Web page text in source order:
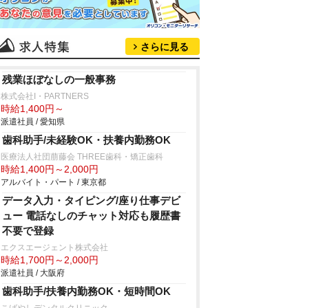
さらに見る
残業ほぼなしの一般事務
株式会社I・PARTNERS
時給1,400円～
派遣社員 / 愛知県
歯科助手/未経験OK・扶養内勤務OK
医療法人社団萠藤会 THREE歯科・矯正歯科
時給1,400円～2,000円
アルバイト・パート / 東京都
データ入力・タイピング/座り仕事デビ
ュー 電話なしのチャット対応も履歴書
不要で登録
エクスエージェント株式会社
時給1,700円～2,000円
派遣社員 / 大阪府
歯科助手/扶養内勤務OK・短時間OK